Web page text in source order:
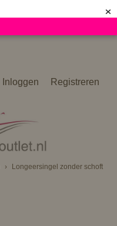
×
Inloggen Registreren
›
Longeersingel zonder schoft